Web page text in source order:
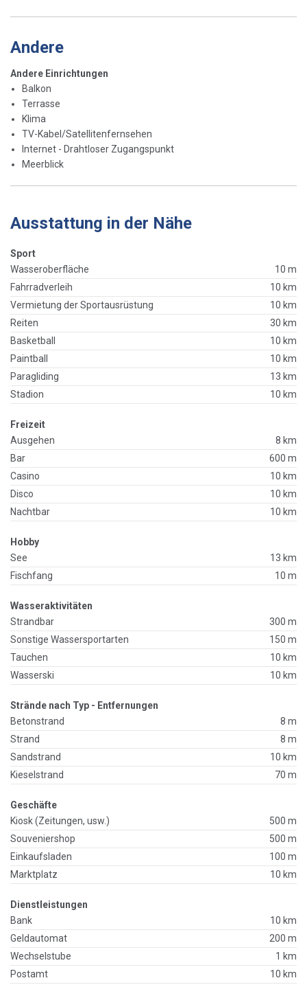
Andere
Andere Einrichtungen
Balkon
Terrasse
Klima
TV-Kabel/Satellitenfernsehen
Internet - Drahtloser Zugangspunkt
Meerblick
Ausstattung in der Nähe
Sport
Wasseroberfläche
10 m
Fahrradverleih
10 km
Vermietung der Sportausrüstung
10 km
Reiten
30 km
Basketball
10 km
Paintball
10 km
Paragliding
13 km
Stadion
10 km
Freizeit
Ausgehen
8 km
Bar
600 m
Casino
10 km
Disco
10 km
Nachtbar
10 km
Hobby
See
13 km
Fischfang
10 m
Wasseraktivitäten
Strandbar
300 m
Sonstige Wassersportarten
150 m
Tauchen
10 km
Wasserski
10 km
Strände nach Typ - Entfernungen
Betonstrand
8 m
Strand
8 m
Sandstrand
10 km
Kieselstrand
70 m
Geschäfte
Kiosk (Zeitungen, usw.)
500 m
Souveniershop
500 m
Einkaufsladen
100 m
Marktplatz
10 km
Dienstleistungen
Bank
10 km
Geldautomat
200 m
Wechselstube
1 km
Postamt
10 km